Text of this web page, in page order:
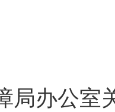
局办公室